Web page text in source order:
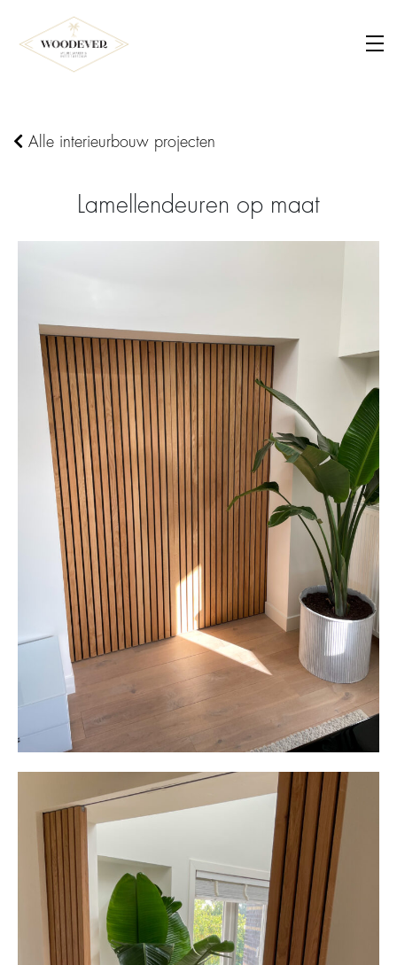
Alle interieurbouw projecten
Lamellendeuren op maat